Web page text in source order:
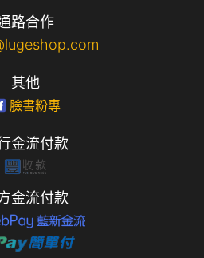
路合作
其他
臉書粉專
金流付款
金流付款